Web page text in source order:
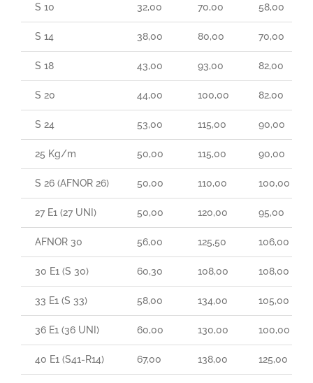
S 10 32,00 70,00 58,00
S 14 38,00 80,00 70,00
S 18 43,00 93,00 82,00
S 20 44,00 100,00 82,00
S 24 53,00 115,00 90,00
25 Kg/m 50,00 115,00 90,00
S 26 (AFNOR 26) 50,00 110,00 100,00
27 E1 (27 UNI) 50,00 120,00 95,00
AFNOR 30 56,00 125,50 106,00
30 E1 (S 30) 60,30 108,00 108,00
33 E1 (S 33) 58,00 134,00 105,00
36 E1 (36 UNI) 60,00 130,00 100,00
40 E1 (S41-R14) 67,00 138,00 125,00